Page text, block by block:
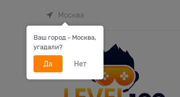
Москва
Ваш город - Москва,
угадали?
Да Нет